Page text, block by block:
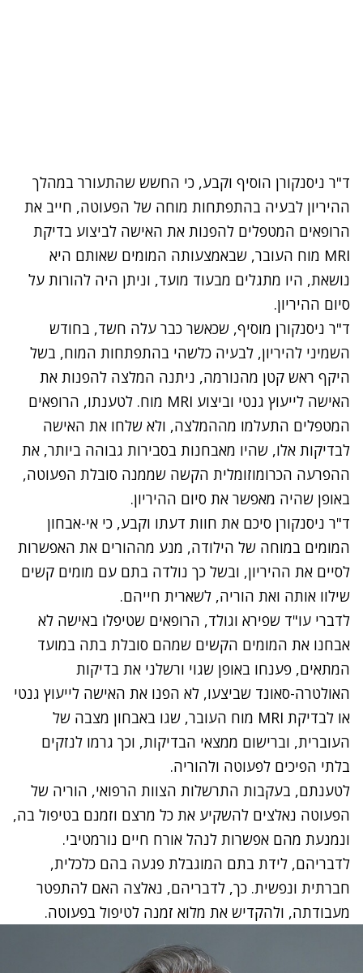
ד"ר ניסנקורן הוסיף וקבע, כי החשש שהתעורר במהלך
ההיריון לבעיה בהתפתחות מוחה של הפעוטה, חייב את
הרופאים המטפלים להפנות את האישה לביצוע בדיקת
MRI מוח העובר, שבאמצעותה המומים שאותם היא
נושאת, היו מתגלים מבעוד מועד, וניתן היה להורות על
סיום ההיריון.
ד"ר ניסנקורן מוסיף, שכאשר כבר עלה חשד, בחודש
השמיני להיריון, לבעיה כלשהי בהתפתחות המוח, בשל
היקף ראש קטן מהנורמה, ניתנה המלצה להפנות את
האישה לייעוץ גנטי וביצוע MRI מוח. לטענתו, הרופאים
המטפלים התעלמו מההמלצה, ולא שלחו את האישה
לבדיקות אלו, שהיו מאבחנות בסבירות גבוהה ביותר, את
ההפרעה הכרומוזומלית הקשה שממנה סובלת הפעוטה,
באופן שהיה מאפשר את סיום ההיריון.
ד"ר ניסנקורן סיכם את חוות דעתו וקבע, כי אי-אבחון
המומים במוחה של הילודה, מנע מההורים את האפשרות
לסיים את ההיריון, ובשל כך נולדה בתם עם מומים קשים
שילוו אותה ואת הוריה, לשארית חייהם.
לדברי עו"ד שפירא וגולד, הרופאים שטיפלו באישה לא
אבחנו את המומים הקשים שמהם סובלת בתה במועד
המתאים, פענחו באופן שגוי ורשלני את בדיקות
האולטרה-סאונד שביצעו, לא הפנו את האישה לייעוץ גנטי
או לבדיקת MRI מוח העובר, שגו באבחון מצבה של
העוברית, וברישום ממצאי הבדיקות, וכך גרמו לנזקים
בלתי הפיכים לפעוטה ולהוריה.
לטענתם, בעקבות התרשלות הצוות הרפואי, הוריה של
הפעוטה נאלצים להשקיע את כל מרצם וזמנם בטיפול בה,
ונמנעת מהם אפשרות לנהל אורח חיים נורמטיבי.
לדבריהם, לידת בתם המוגבלת פגעה בהם כלכלית,
חברתית ונפשית. כך, לדבריהם, נאלצה האם להתפטר
מעבודתה, ולהקדיש את מלוא זמנה לטיפול בפעוטה.